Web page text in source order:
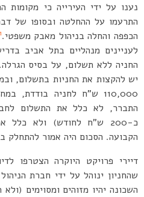
נענו על ידי העירייה כי מקומות
התרעמו על ההחלטה ובסופו של
הכפפה והחלה בניהול מאבק משפטי.1
לעניינים מנהליים בתל אביב
החניה ללא תשלום, על בסיס הגרלה.
יש להקצות את החניות בתשלום,
התברר, לא כלל את התשלום
כ-200 ש”ח לחודש) ולא
הקבועה. הסכום היה אמור להתחלק
דיירי פרויקט היוקרה הצטרפו
שהחניון ינוהל על ידי חברת
השכונה יהיו מזוהים ומסוימים (ולא